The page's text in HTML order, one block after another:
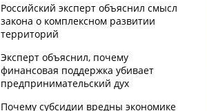
Российский эксперт объяснил смысл
закона о комплексном развитии
территорий
Эксперт объяснил, почему
финансовая поддержка убивает
предпринимательский дух
Почему субсидии вредны экономике